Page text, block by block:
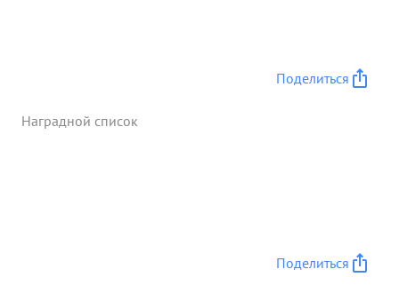
Поделиться
Наградной список
Поделиться